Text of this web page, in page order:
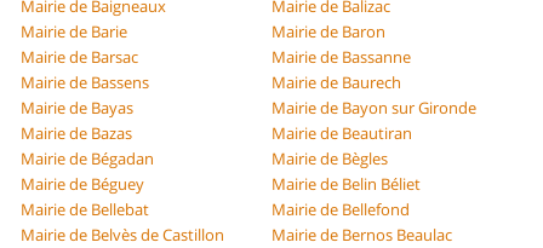
Mairie de Baigneaux
Mairie de Balizac
Mairie de Barie
Mairie de Baron
Mairie de Barsac
Mairie de Bassanne
Mairie de Bassens
Mairie de Baurech
Mairie de Bayas
Mairie de Bayon sur Gironde
Mairie de Bazas
Mairie de Beautiran
Mairie de Bégadan
Mairie de Bègles
Mairie de Béguey
Mairie de Belin Béliet
Mairie de Bellebat
Mairie de Bellefond
Mairie de Belvès de Castillon
Mairie de Bernos Beaulac